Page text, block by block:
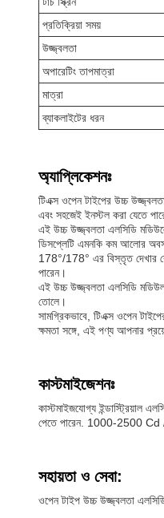
প্রতিক্রিয়া সময়
উজ্জ্বলতা
অপারেটিং তাপমাত্রা
মাত্রা
ব্যাকলাইটের ধরন
অ্যাপ্লিকেশনঃ
টিএক্স ওপেন টাইপের উচ্চ
এবং সহজেই ইনস্টল করা যেতে
এই উচ্চ উজ্জ্বলতা এলসিডি
ডিসপ্লেটি এমনকি কম আলোর
178°/178° এর বিস্তৃত দেখার
পারেন।
এই উচ্চ উজ্জ্বলতা এলসিডি
তোলে।
সামগ্রিকভাবে, টিএক্স ওপেন
ক্ষমতা সঙ্গে, এই পণ্য আপনার
কাস্টমাইজেশনঃ
কাস্টমাইজযোগ্য ইন্ডাস্ট্রিয়াল
পেতে পারেন. 1000-2500 Cd /
সহায়তা ও সেবা:
ওপেন টাইপ উচ্চ উজ্জ্বলতা